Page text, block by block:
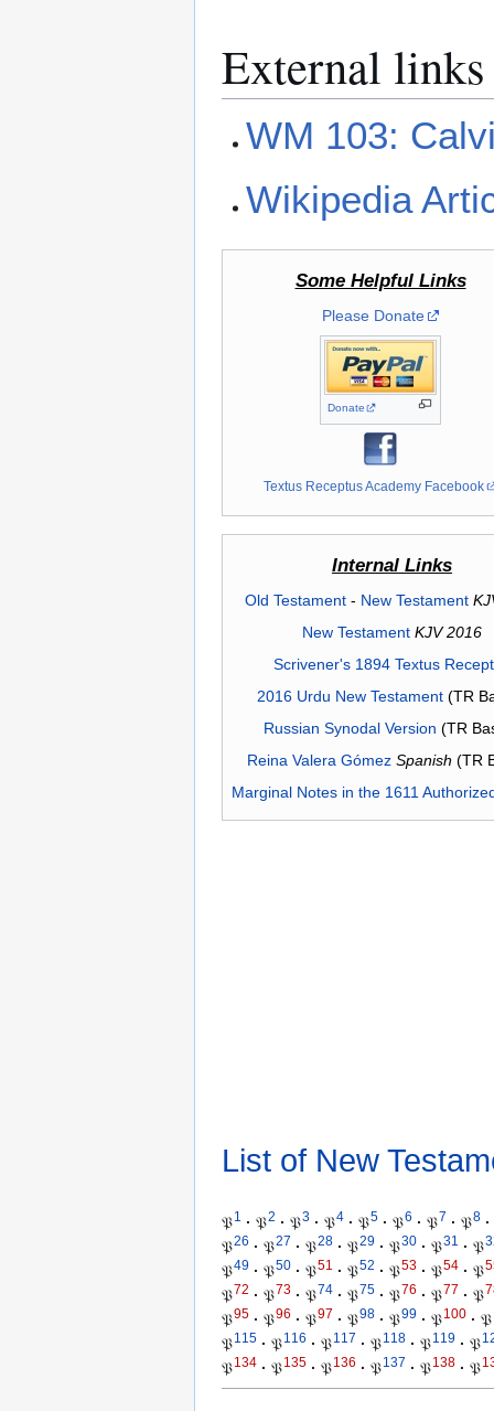
External links
WM 103:
Wikipedia
Some Helpful Links
Please Donate
Donate
Textus Receptus Academy Facebook
Internal Links
Old Testament- New Testament
New Testament KJV 2016
Scrivener's 1894 Textus
2016 Urdu New Testament(TR
Russian Synodal Version (TR
Reina Valera Gómez Spanish (TR
Marginal Notes in the 1611
List of New
𝔓1 · 𝔓2 · 𝔓3 · 𝔓4 · 𝔓5 · 𝔓6 · 𝔓7 · 𝔓8 ·
𝔓26 · 𝔓27 · 𝔓28 · 𝔓29 · 𝔓30 · 𝔓31 · 𝔓
𝔓49 · 𝔓50 · 𝔓51 · 𝔓52 · 𝔓53 · 𝔓54 · 𝔓
𝔓72 · 𝔓73 · 𝔓74 · 𝔓75 · 𝔓76 · 𝔓77 · 𝔓
𝔓95 · 𝔓96 · 𝔓97 · 𝔓98 · 𝔓99 · 𝔓100 · 𝔓
𝔓115 · 𝔓116 · 𝔓117 · 𝔓118 · 𝔓119 · 𝔓
𝔓134 · 𝔓135 · 𝔓136 · 𝔓137 · 𝔓138 · 𝔓